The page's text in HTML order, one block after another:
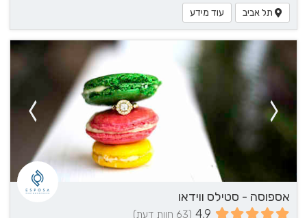
תל אביב עוד מידע
אספוסה - סטילס ווידאו
4.9 (63 חוות דעת)